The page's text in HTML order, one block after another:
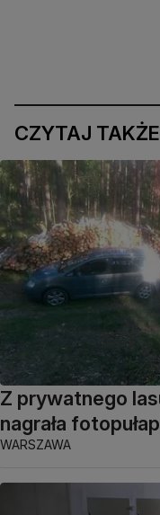
CZYTAJ
Z prywatnego
nagrała
WARSZAWA